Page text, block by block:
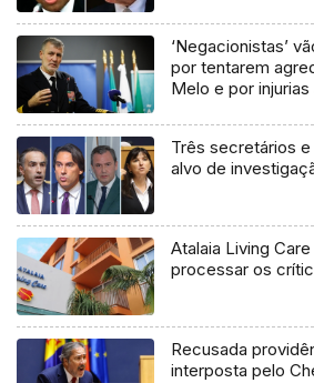
‘Negacionistas’
por tentarem
Melo e por injurias
Três secretários
alvo de
Atalaia Living
processar os
Recusada
interposta pelo